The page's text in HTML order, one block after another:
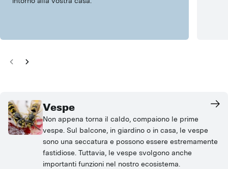
Vespe
Non appena torna il caldo, compaiono le prime
vespe. Sul balcone, in giardino o in casa, le vespe
sono una seccatura e possono essere estremamente
fastidiose. Tuttavia, le vespe svolgono anche
importanti funzioni nel nostro ecosistema.